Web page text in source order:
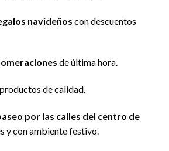
navideños con descuentos
de última hora.
productos de calidad.
por las calles del centro de
y con ambiente festivo.